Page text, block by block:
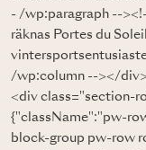
- /wp:paragraph --
räknas Portes du
/wp:column --></
<div class="section-
{"className":"pw-
block-group pw-row